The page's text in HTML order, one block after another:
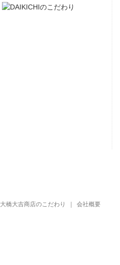
大橋大吉商店のこだわり 会社概要